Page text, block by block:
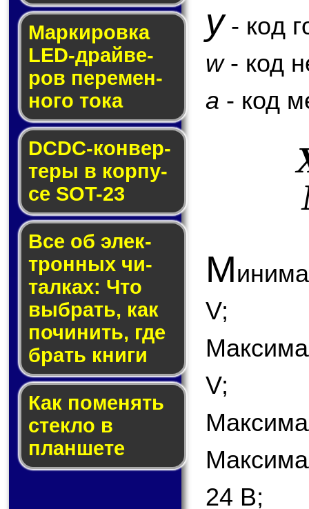
Маркировка
LED-драй­ве­
ров пе­ре­мен­
но­го то­ка
DCDC-кон­вер­
те­ры в кор­пу­
се SOT-23
Все об элек­
трон­ных чи­
тал­ках: Что
выб­рать, как
по­чи­нить, где
брать кни­ги
Как по­ме­нять
стек­ло в
планшете
y- код
w- код
a - код
М
V;
V;
24 В;